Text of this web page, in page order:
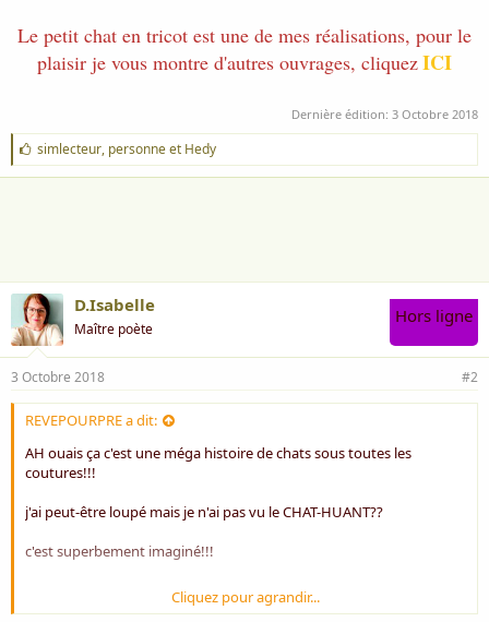
Le petit chat en tricot est une de mes réalisations, pour le
plaisir je vous montre d'autres ouvrages, cliquezICI
Dernière édition: 3 Octobre 2018
J
'
a
simlecteur, personneet Hedy
D.Isabelle
Maître poète
Hors ligne
3 Octobre 2018 #2
REVEPOURPRE a dit:
AH ouais ça c'est une méga histoire de chats sous toutes les
coutures!!!
j'ai peut-être loupé mais je n'ai pas vu le CHAT-HUANT??
c'est superbement imaginé!!!
moi j'ai un hommage à mon Amour de chien.....parti AUX CIEUX!!!
Cliquez pour agrandir...